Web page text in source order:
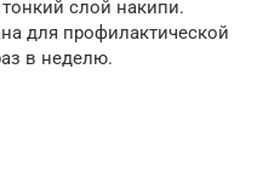
слой накипи.
для профилактической
в неделю.